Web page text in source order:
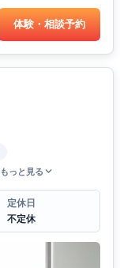
体験・相談予約
もっと見る
定休日
不定休